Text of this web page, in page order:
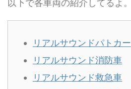
以下で各車両の紹介してるよ。
リアルサウンドパトカー
リアルサウンド消防車
リアルサウンド救急車